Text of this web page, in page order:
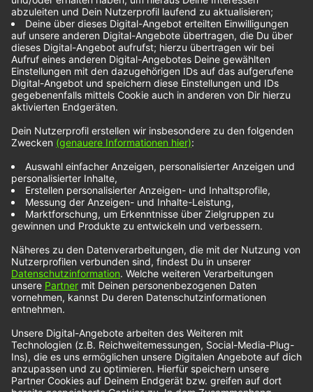
Conan Gray – Lonely
Dancer